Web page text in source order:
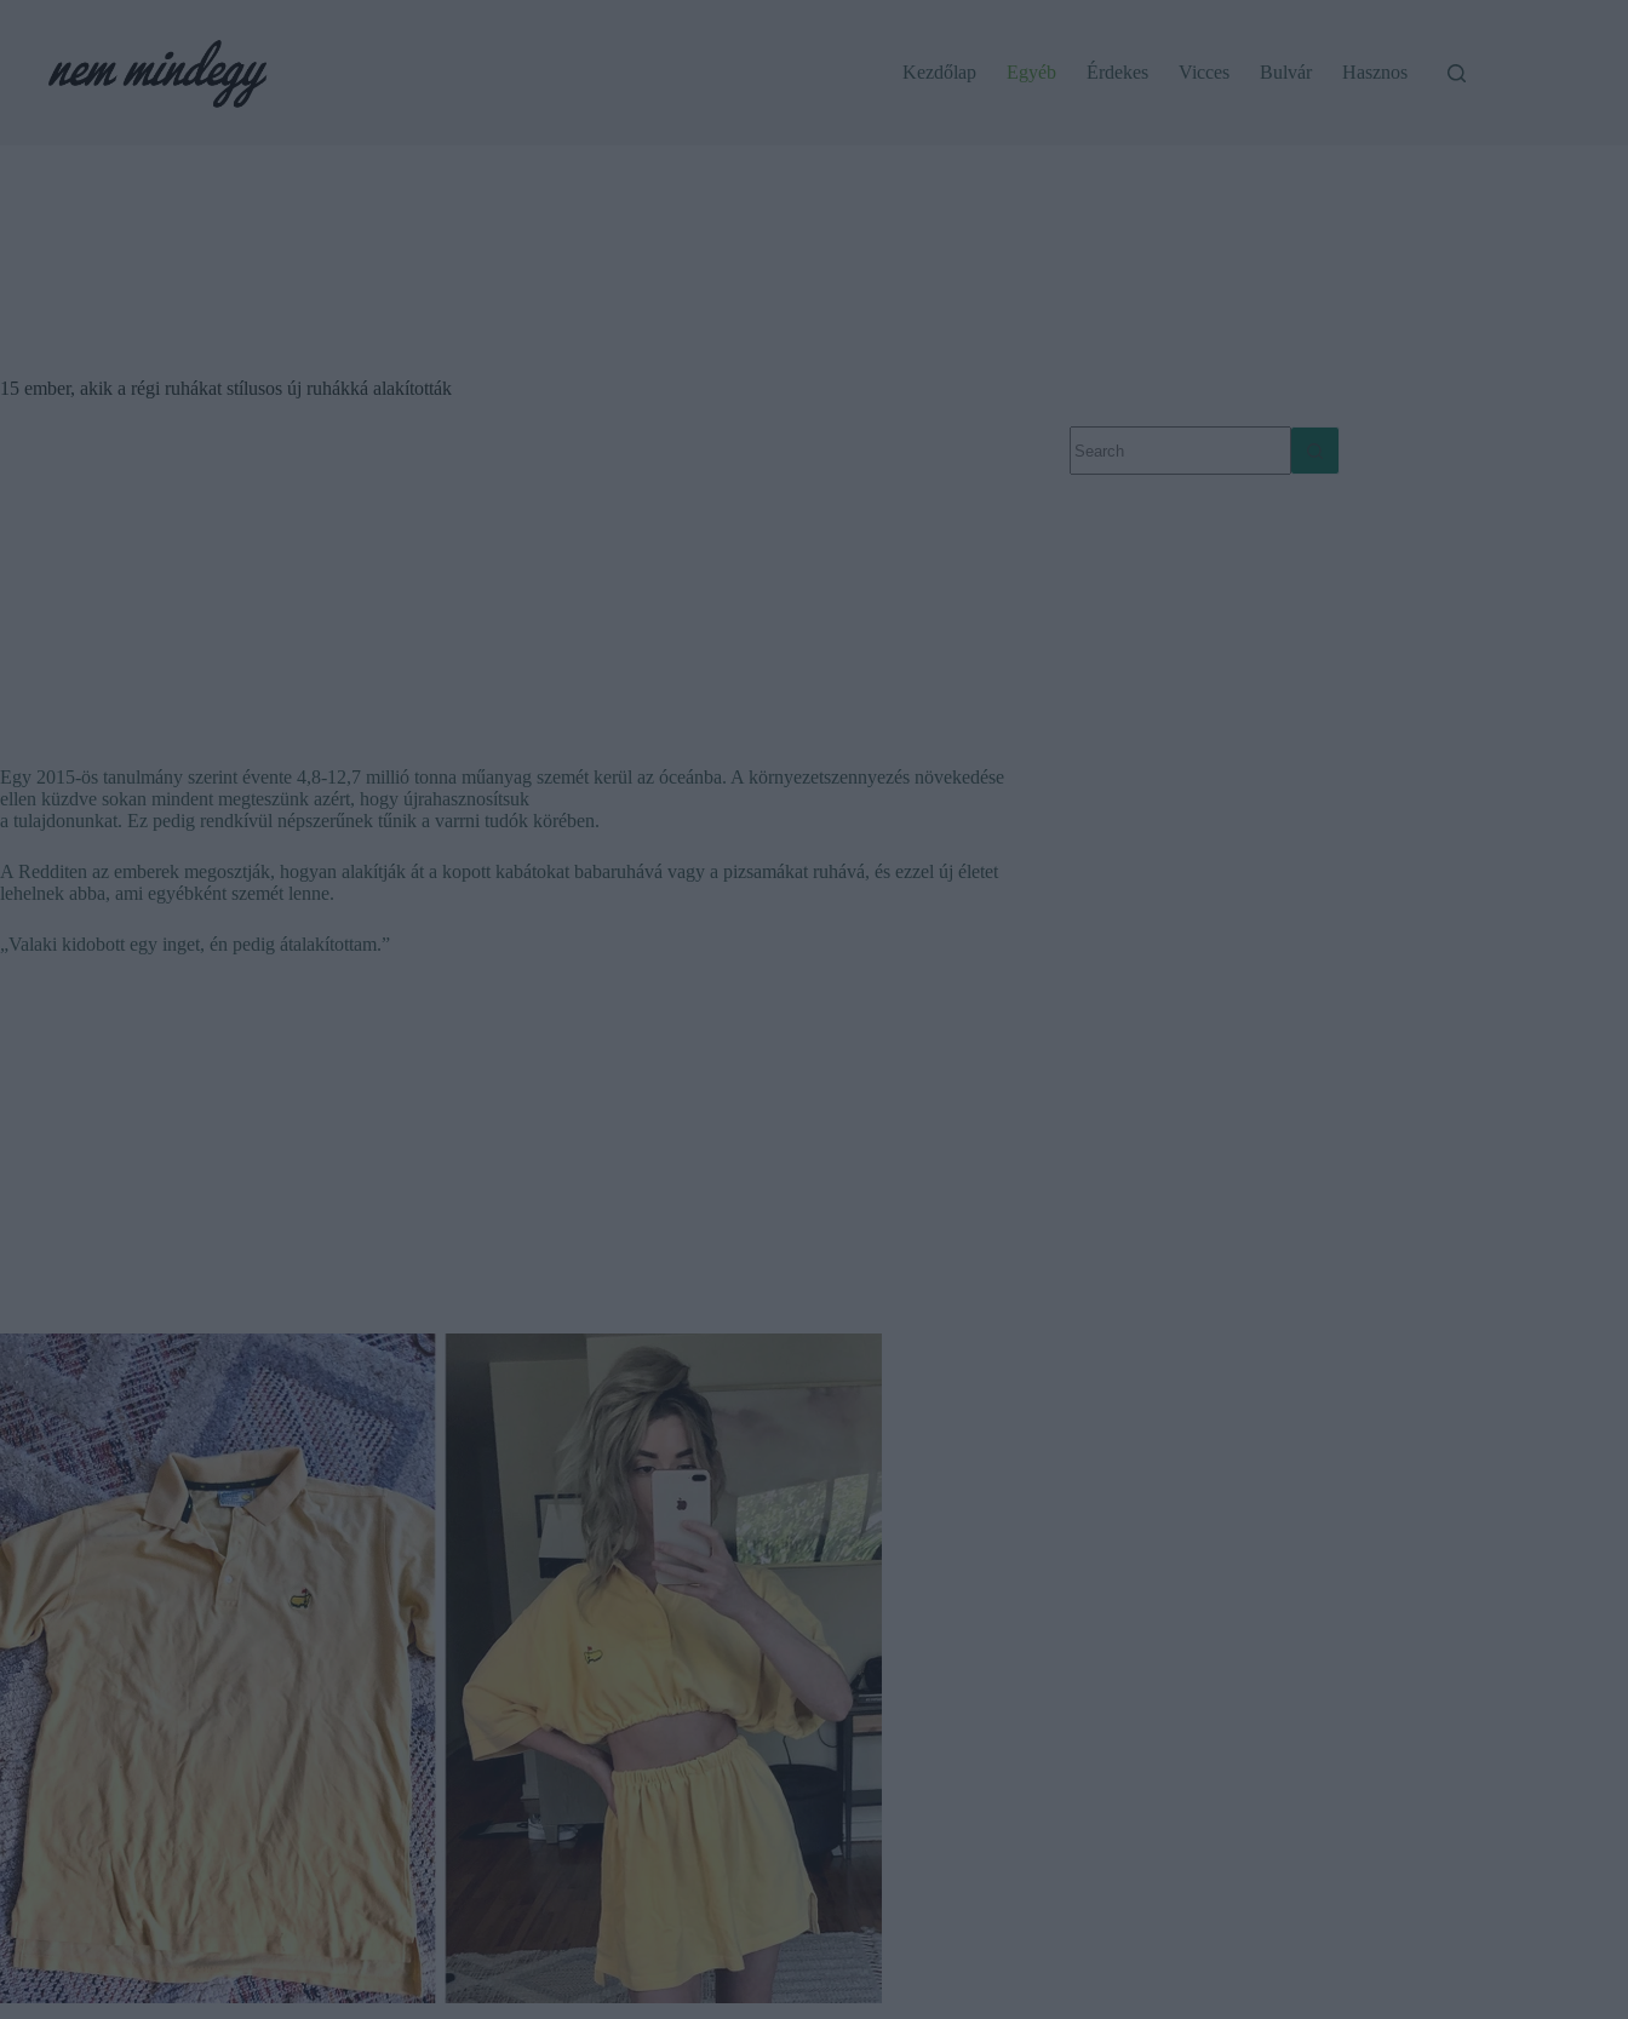
Kezdőlap
Egyéb Érdekes Vicces Bulvár Hasznos
15 ember, akik a régi ruhákat stílusos új ruhákká alakították
Egy 2015-ös tanulmány szerint évente 4,8-12,7 millió tonna műanyag szemét kerül az óceánba. A környezetszennyezés növekedése
ellen küzdve sokan mindent megteszünk azért, hogy újrahasznosítsuk
a tulajdonunkat. Ez pedig rendkívül népszerűnek tűnik a varrni tudók körében.
A Redditen az emberek megosztják, hogyan alakítják át a kopott kabátokat babaruhává vagy a pizsamákat ruhává, és ezzel új életet
lehelnek abba, ami egyébként szemét lenne.
„Valaki kidobott egy inget, én pedig átalakítottam.”
results